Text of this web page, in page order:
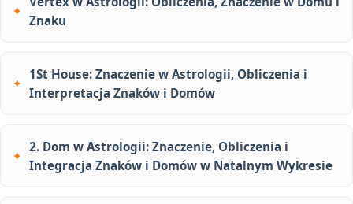
Znaku
1St House: Znaczenie w Astrologii, Obliczenia i
Interpretacja Znaków i Domów
2. Dom w Astrologii: Znaczenie, Obliczenia i
Integracja Znaków i Domów w Natalnym Wykresie